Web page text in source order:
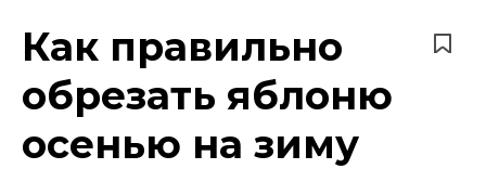
Как правильно
обрезать яблоню
осенью на зиму